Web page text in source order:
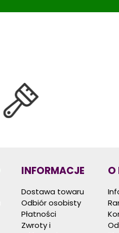
INFORMACJE
Dostawa towaru
Odbiór osobisty
Płatności
Zwroty i
O